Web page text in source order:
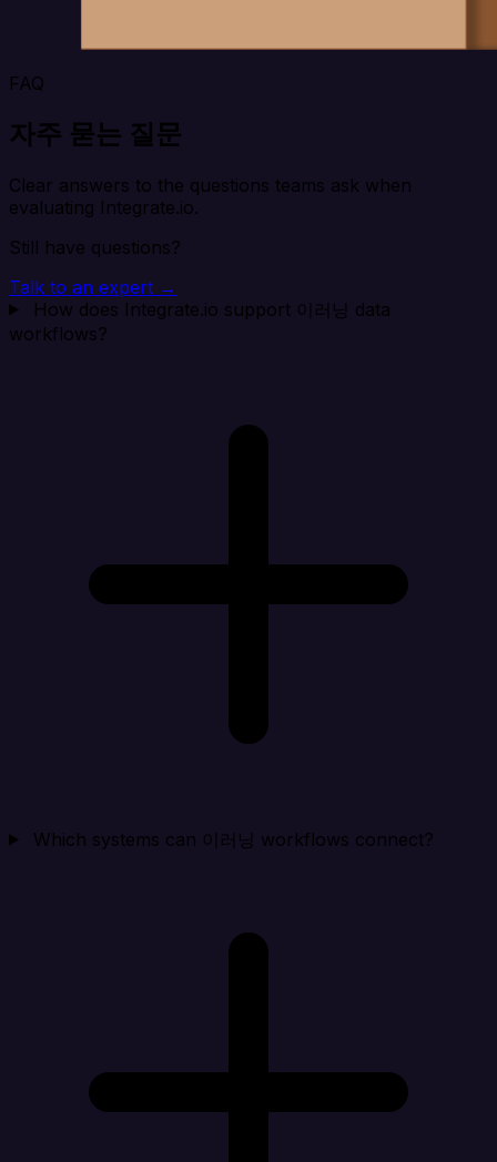
FAQ
자주 묻는 질문
Clear answers to the questions teams ask when
evaluating Integrate.io.
Still have questions?
Talk to an expert →
How does Integrate.io support 이러닝 data
workflows?
Which systems can 이러닝 workflows connect?